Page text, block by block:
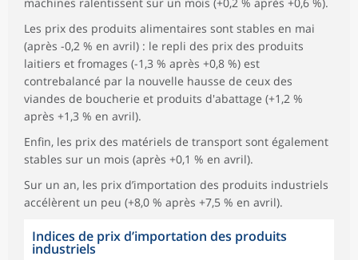
machines ralentissent sur un mois (+0,2 % après +0,6 %).
Les prix des produits alimentaires sont stables en mai
(après -0,2 % en avril) : le repli des prix des produits
laitiers et fromages (-1,3 % après +0,8 %) est
contrebalancé par la nouvelle hausse de ceux des
viandes de boucherie et produits d'abattage (+1,2 %
après +1,3 % en avril).
Enfin, les prix des matériels de transport sont également
stables sur un mois (après +0,1 % en avril).
Sur un an, les prix d’importation des produits industriels
accélèrent un peu (+8,0 % après +7,5 % en avril).
Indices de prix d’importation des produits
industriels